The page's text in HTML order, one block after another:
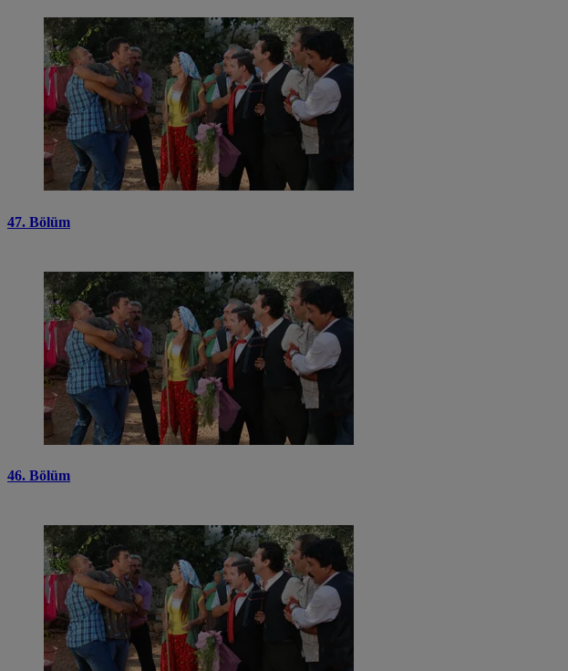
47. Bölüm
46. Bölüm